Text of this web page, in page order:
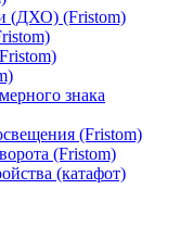
(ДХО) (Fristom)
знака
(Fristom)
(Fristom)
(катафот)